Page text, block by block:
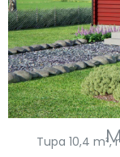
Tupa 10,4 m²,